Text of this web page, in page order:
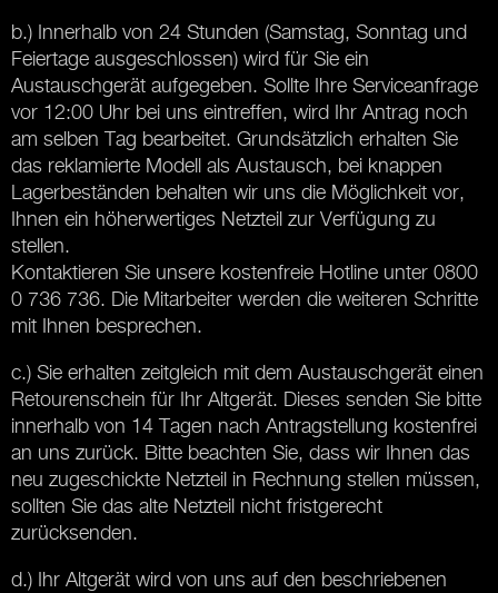
b.) Innerhalb von 24 Stunden (Samstag, Sonntag und
Feiertage ausgeschlossen) wird für Sie ein
Austauschgerät aufgegeben. Sollte Ihre Serviceanfrage
vor 12:00 Uhr bei uns eintreffen, wird Ihr Antrag noch
am selben Tag bearbeitet. Grundsätzlich erhalten Sie
das reklamierte Modell als Austausch, bei knappen
Lagerbeständen behalten wir uns die Möglichkeit vor,
Ihnen ein höherwertiges Netzteil zur Verfügung zu
stellen.
Kontaktieren Sie unsere kostenfreie Hotline unter 0800
0 736 736. Die Mitarbeiter werden die weiteren Schritte
mit Ihnen besprechen.
c.) Sie erhalten zeitgleich mit dem Austauschgerät einen
Retourenschein für Ihr Altgerät. Dieses senden Sie bitte
innerhalb von 14 Tagen nach Antragstellung kostenfrei
an uns zurück. Bitte beachten Sie, dass wir Ihnen das
neu zugeschickte Netzteil in Rechnung stellen müssen,
sollten Sie das alte Netzteil nicht fristgerecht
zurücksenden.
d.) Ihr Altgerät wird von uns auf den beschriebenen